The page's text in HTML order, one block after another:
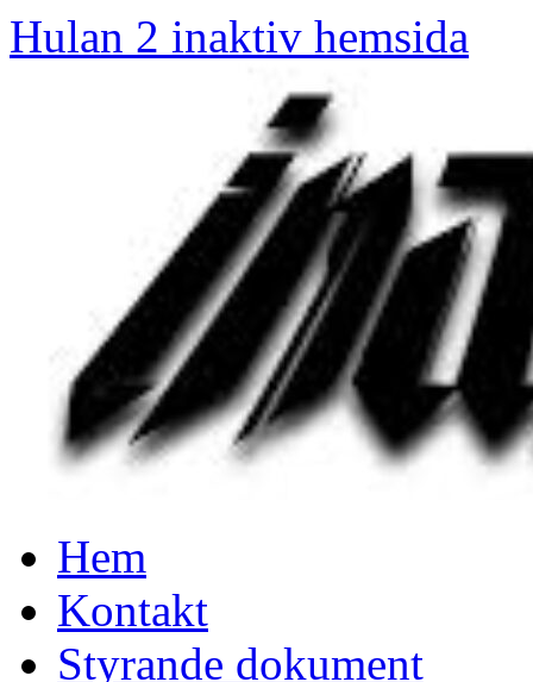
Hulan 2 inaktiv hemsida
Hoppa
till
innehållHem
Kontakt
Styrande dokument